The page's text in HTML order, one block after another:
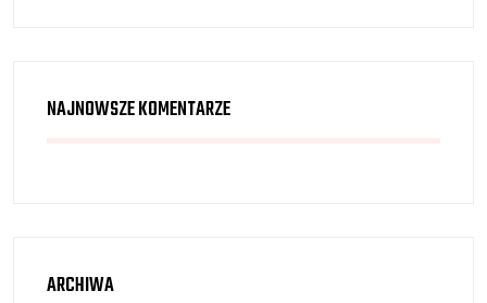
NAJNOWSZE KOMENTARZE
ARCHIWA